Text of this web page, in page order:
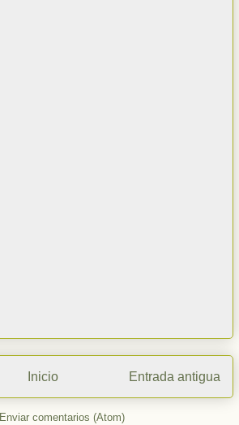
Entrada antigua
Inicio
Enviar comentarios (Atom)